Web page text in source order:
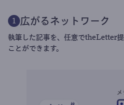
1 広がるネットワーク
執筆した記事を、任意でtheLetter
ことができます。